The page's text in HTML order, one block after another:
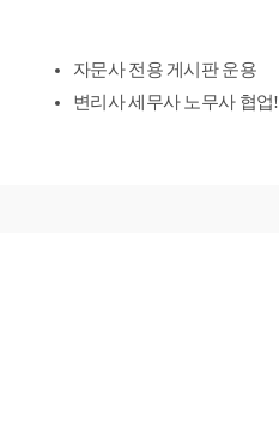
자문사 전용 게시판 운용
변리사 세무사 노무사 협업!